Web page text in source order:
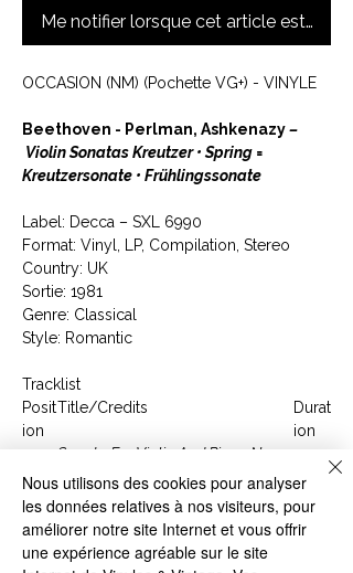
Me notifier lorsque cet article est
OCCASION (NM) (Pochette VG+) - VINYLE
Beethoven - Perlman, Ashkenazy ‎–
Violin Sonatas Kreutzer • Spring =
Kreutzersonate • Frühlingssonate
Label: Decca ‎– SXL 6990
Format: Vinyl, LP, Compilation, Stereo
Country: UK
Sortie: 1981
Genre: Classical
Style: Romantic
Tracklist
Posit
ion
Title/Credits
Durat
ion
Sonata For Violin And Piano No. 9
In A, Op. 47 "Kreutzer"
A1
1. I Adagio Sostenuto - Presto -
Adagio
11:46
A2 2. II Andante Con Variazioni
B1
1. III. Finale. Presto
Nous utilisons des cookies pour analyser
les données relatives à nos visiteurs, pour
améliorer notre site Internet et vous offrir
une expérience agréable sur le site